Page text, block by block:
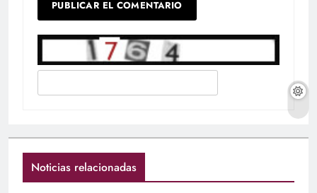
Noticias relacionadas